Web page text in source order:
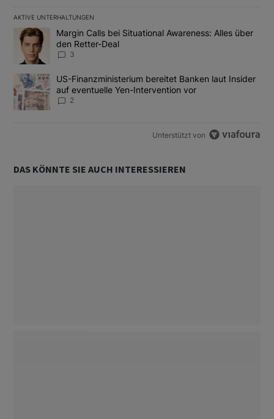
AKTIVE UNTERHALTUNGEN
Das Folgende ist eine Liste der am meisten kommentierten
Ein Trendartikel mit dem Titel "Margin Calls bei Situational
Margin Calls bei Situational Awareness: Alles über
den Retter-Deal
3
Ein Trendartikel mit dem Titel "US-Finanzministerium bereitet
US-Finanzministerium bereitet Banken laut Insider
auf eventuelle Yen-Intervention vor
2
Unterstützt von
DAS KÖNNTE SIE AUCH INTERESSIEREN